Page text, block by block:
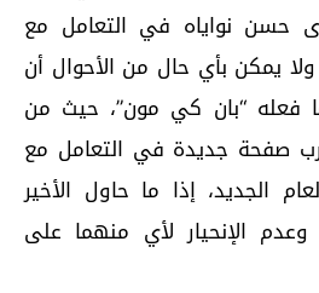
حسن نواياه في التعامل مع
ولا يمكن بأي حال من الأحوال أن
فعله “بان كي مون”، حيث من
صفحة جديدة في التعامل مع
الجديد، إذا ما حاول الأخير
الإنحيار لأي منهما على